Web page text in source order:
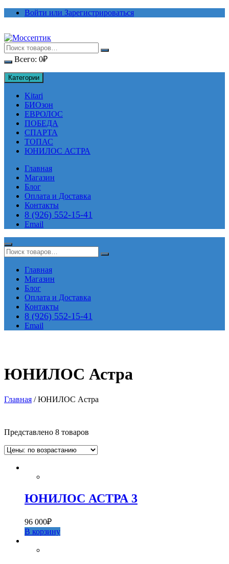
ПерейтиВойти или Зарегистрироваться
Всего: 0₽
Категории
Kitari
БИОзон
ЕВРОЛОС
ПОБЕДА
СПАРТА
ТОПАС
ЮНИЛОС АСТРА
Главная
Магазин
Блог
Оплата и Доставка
Контакты
8 (926) 552-15-41
Email
Главная
Магазин
Блог
Оплата и Доставка
Контакты
8 (926) 552-15-41
Email
ЮНИЛОС Астра
Главная / ЮНИЛОС Астра
Представлено 8 товаров
ЮНИЛОС АСТРА 3
96 000₽
В корзину